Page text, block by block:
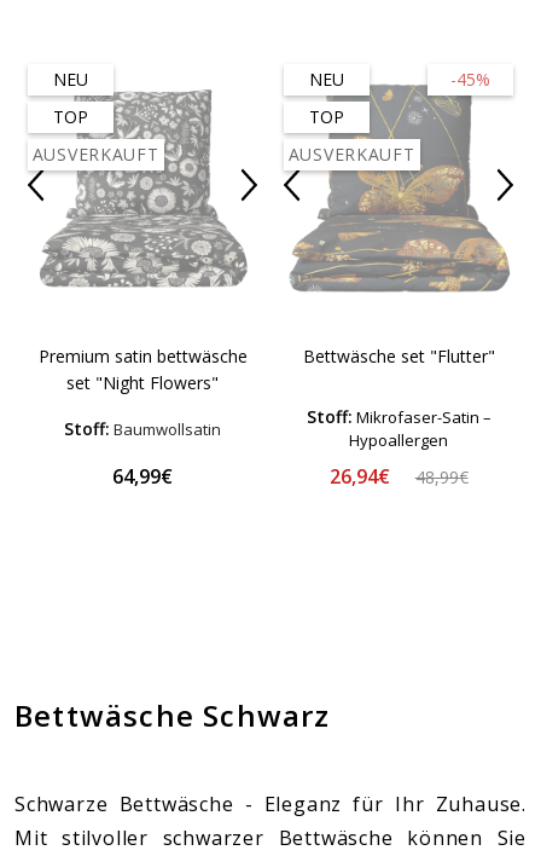
NEU
TOP
AUSVERKAUFT
Premium satin bettwäsche
set "Night Flowers"
Stoff: Baumwollsatin
64,99€
-45%
NEU
TOP
AUSVERKAUFT
Bettwäsche set "Flutter"
Stoff: Mikrofaser-Satin –
Hypoallergen
26,94€ 48,99€
Bettwäsche Schwarz
Schwarze Bettwäsche - Eleganz für Ihr Zuhause.
Mit stilvoller schwarzer Bettwäsche können Sie